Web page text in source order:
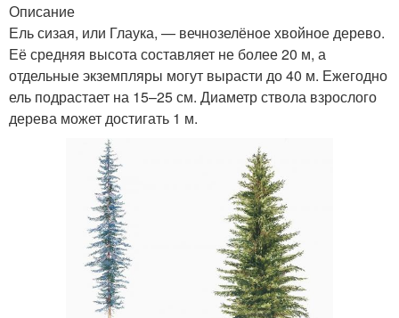
Описание
Ель сизая, или Глаука, — вечнозелёное хвойное дерево.
Её средняя высота составляет не более 20 м, а
отдельные экземпляры могут вырасти до 40 м. Ежегодно
ель подрастает на 15–25 см. Диаметр ствола взрослого
дерева может достигать 1 м.